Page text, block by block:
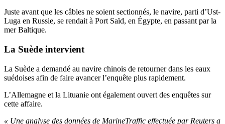
Juste avant que les câbles ne soient sectionnés, le navire, parti d’Ust-
Luga en Russie, se rendait à Port Saïd, en Égypte, en passant par la
mer Baltique.
La Suède intervient
La Suède a demandé au navire chinois de retourner dans les eaux
suédoises afin de faire avancer l’enquête plus rapidement.
L’Allemagne et la Lituanie ont également ouvert des enquêtes sur
cette affaire.
« Une analyse des données de MarineTraffic effectuée par Reuters a